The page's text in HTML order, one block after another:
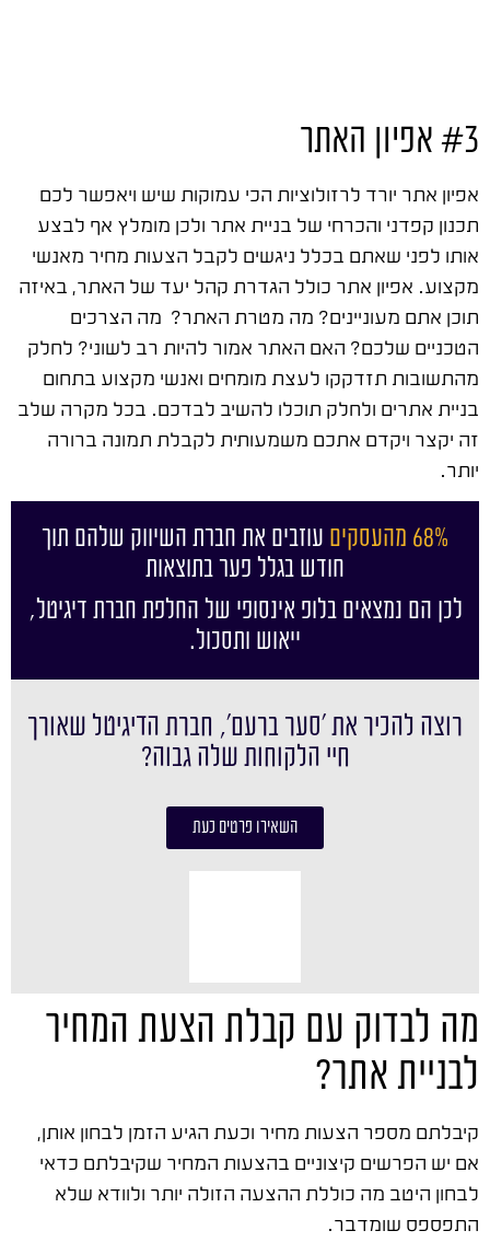
#3 אפיון האתר
אפיון אתר יורד לרזולוציות הכי עמוקות שיש ויאפשר לכם
תכנון קפדני והכרחי של בניית אתר ולכן מומלץ אף לבצע
אותו לפני שאתם בכלל ניגשים לקבל הצעות מחיר מאנשי
מקצוע. אפיון אתר כולל הגדרת קהל יעד של האתר, באיזה
תוכן אתם מעוניינים? מה מטרת האתר? מה הצרכים
הטכניים שלכם? האם האתר אמור להיות רב לשוני? לחלק
מהתשובות תזדקקו לעצת מומחים ואנשי מקצוע בתחום
בניית אתרים ולחלק תוכלו להשיב לבדכם. בכל מקרה שלב
זה יקצר ויקדם אתכם משמעותית לקבלת תמונה ברורה
יותר.
68% מהעסקים
עוזבים את חברת השיווק שלהם תוך
חודש בגלל פער בתוצאות
לכן הם נמצאים בלופ אינסופי של החלפת חברת דיגיטל,
ייאוש ותסכול.
רוצה להכיר את ׳סער ברעם׳, חברת הדיגיטל שאורך
חיי הלקוחות שלה גבוה?
השאירו פרטים כעת
מה לבדוק עם קבלת הצעת המחיר
לבניית אתר?
קיבלתם מספר הצעות מחיר וכעת הגיע הזמן לבחון אותן,
אם יש הפרשים קיצוניים בהצעות המחיר שקיבלתם כדאי
לבחון היטב מה כוללת ההצעה הזולה יותר ולוודא שלא
התפספס שומדבר.